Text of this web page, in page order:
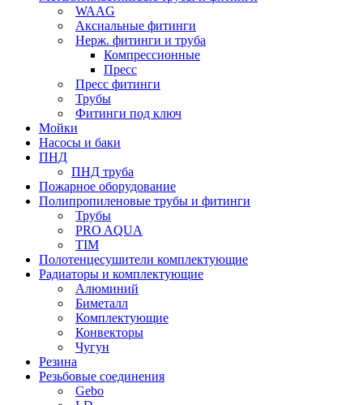
WAAG
Аксиальные фитинги
Нерж. фитинги и труба
Компрессионные
Пресс
Пресс фитинги
Трубы
Фитинги под ключ
Мойки
Насосы и баки
ПНД
ПНД труба
Пожарное оборудование
Полипропиленовые трубы и фитинги
Трубы
PRO AQUA
TIM
Полотенцесушители комплектующие
Радиаторы и комплектующие
Алюминий
Биметалл
Комплектующие
Конвекторы
Чугун
Резина
Резьбовые соединения
Gebo